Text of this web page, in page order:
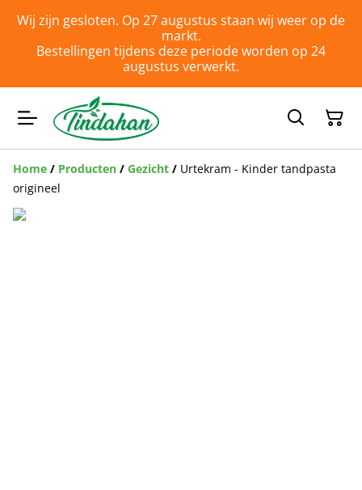
Wij zijn gesloten. Op 27 augustus staan wij weer op de
markt.
Bestellingen tijdens deze periode worden op 24
augustus verwerkt.
Home / Producten / Gezicht / Urtekram - Kinder tandpasta
origineel